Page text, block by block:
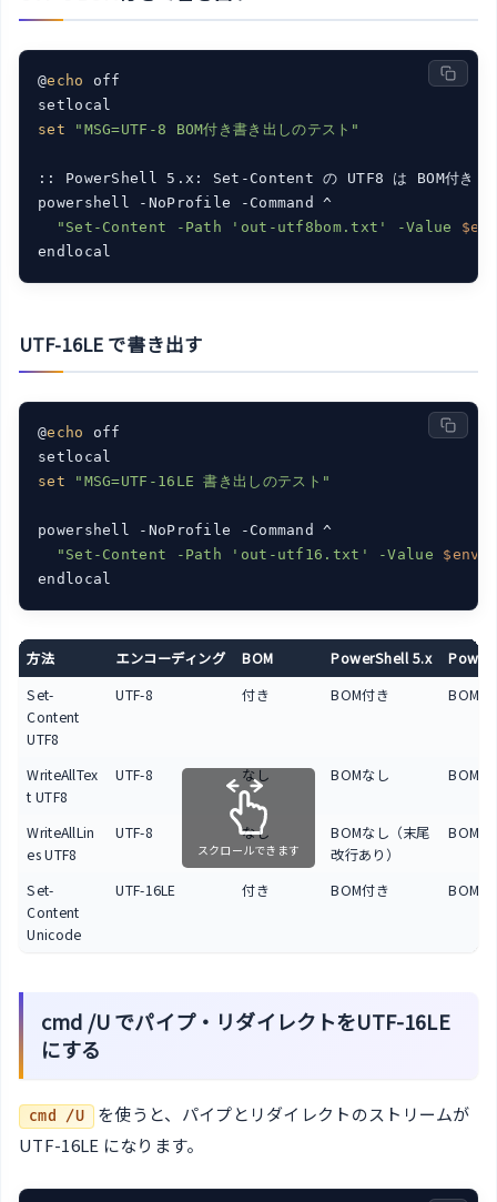
@echo
off
set
"MSG=UTF-8 BOM付き書き出しのテスト"
:: PowerShell 5.x: Set-Content の UTF8 は BOM付き
powershell -NoProfile -Command ^
"Set-Content -Path 'out-utf8bom.txt' -Value
UTF-16LE で書き出す
@echo
off
set
"MSG=UTF-16LE 書き出しのテスト"
powershell -NoProfile -Command ^
"Set-Content -Path 'out-utf16.txt' -Value $env
方法 エンコーディング BOM PowerShell 5.x
Set-
Content
UTF8
UTF-8 付き BOM付き BOMな
WriteAllTex
t UTF8
UTF-8 なし BOMなし BOMな
WriteAllLin
es UTF8
UTF-8 なし
BOMなし（末尾
改行あり）
BOMな
Set-
Content
Unicode
UTF-16LE 付き BOM付き BOM付
スクロールできます
cmd /U でパイプ・リダイレクトをUTF-16LE
にする
cmd /U を使うと、パイプとリダイレクトのストリームが
UTF-16LE になります。